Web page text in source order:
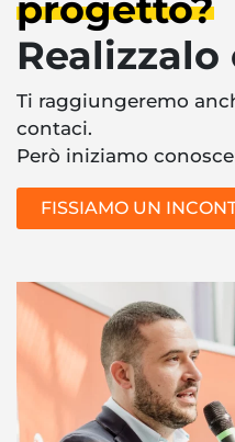
Ti raggiungeremo
contaci.
Però iniziamo
FISSIAMO UN